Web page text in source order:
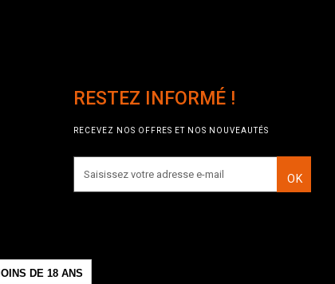
RESTEZ INFORMÉ !
RECEVEZ NOS OFFRES ET NOS NOUVEAUTÉS
OK
DE 18 ANS